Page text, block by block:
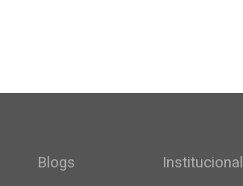
Blogs Institucional